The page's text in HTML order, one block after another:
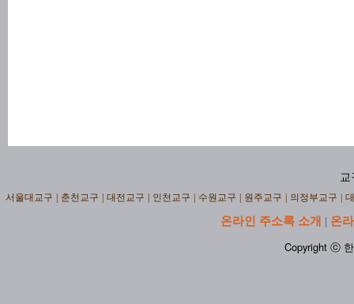
교
서울대교구 춘천교구 대전교구 인천교구 수원교구 원주교구 의정부교구
온라인 주소록 소개 | 온
Copyright ⓒ